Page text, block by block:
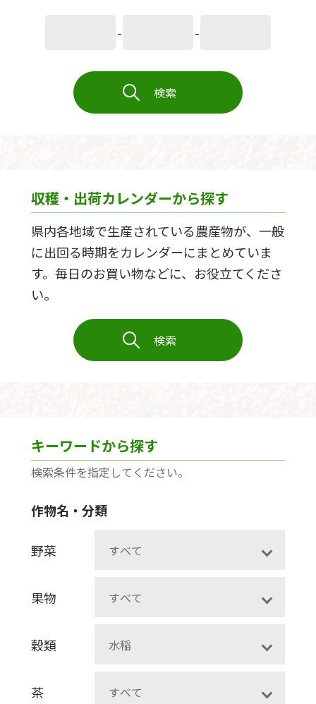
- -
検索
収穫・出荷カレンダーから探す
県内各地域で生産されている農産物が、一般
に出回る時期をカレンダーにまとめていま
す。毎日のお買い物などに、お役立てくださ
い。
検索
キーワードから探す
検索条件を指定してください。
作物名・分類
野菜
果物
穀類
茶